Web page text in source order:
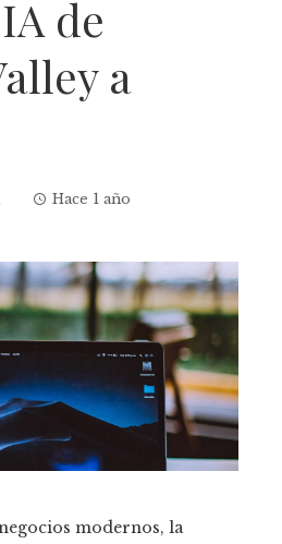
de
a
Hace 1 año
modernos, la